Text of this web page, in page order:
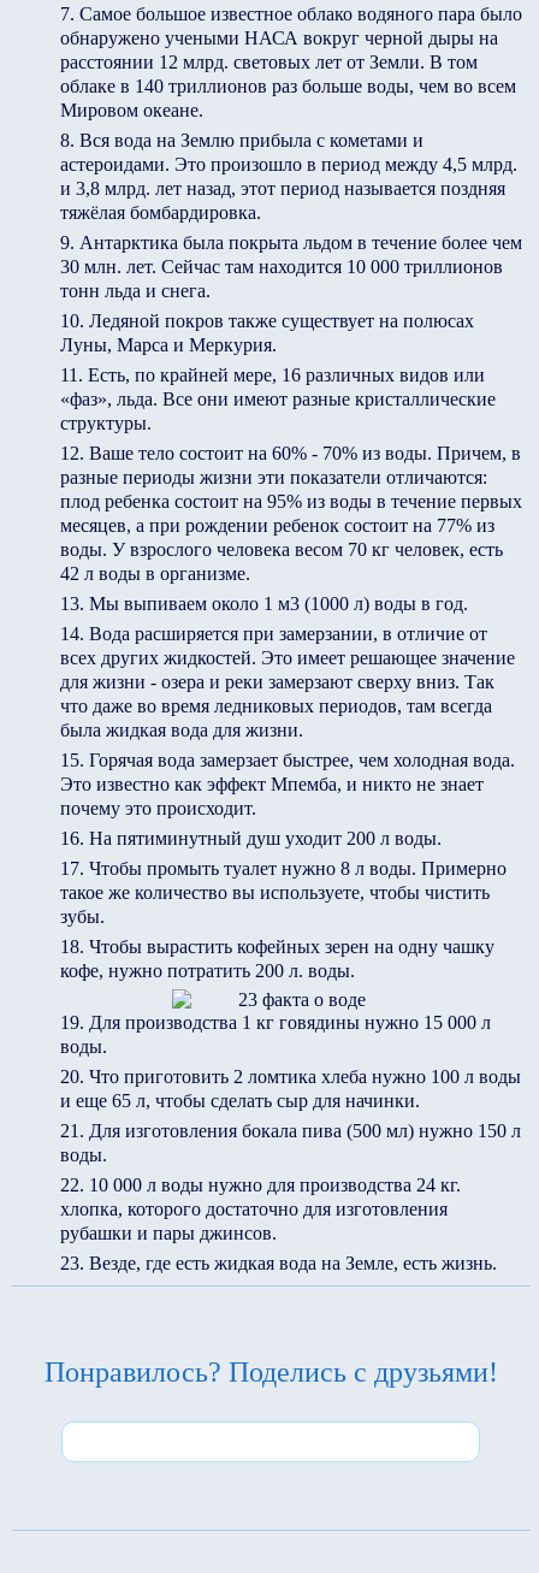
Самое большое известное облако водяного пара было
обнаружено учеными НАСА вокруг черной дыры на
расстоянии 12 млрд. световых лет от Земли. В том
облаке в 140 триллионов раз больше воды, чем во всем
Мировом океане.
Вся вода на Землю прибыла с кометами и
астероидами. Это произошло в период между 4,5 млрд.
и 3,8 млрд. лет назад, этот период называется поздняя
тяжёлая бомбардировка.
Антарктика была покрыта льдом в течение более чем
30 млн. лет. Сейчас там находится 10 000 триллионов
тонн льда и снега.
Ледяной покров также существует на полюсах
Луны, Марса и Меркурия.
Есть, по крайней мере, 16 различных видов или
«фаз», льда. Все они имеют разные кристаллические
структуры.
Ваше тело состоит на 60% - 70% из воды. Причем, в
разные периоды жизни эти показатели отличаются:
плод ребенка состоит на 95% из воды в течение первых
месяцев, а при рождении ребенок состоит на 77% из
воды. У взрослого человека весом 70 кг человек, есть
42 л воды в организме.
Мы выпиваем около 1 м3 (1000 л) воды в год.
Вода расширяется при замерзании, в отличие от
всех других жидкостей. Это имеет решающее значение
для жизни - озера и реки замерзают сверху вниз. Так
что даже во время ледниковых периодов, там всегда
была жидкая вода для жизни.
Горячая вода замерзает быстрее, чем холодная вода.
Это известно как эффект Мпемба, и никто не знает
почему это происходит.
На пятиминутный душ уходит 200 л воды.
Чтобы промыть туалет нужно 8 л воды. Примерно
такое же количество вы используете, чтобы чистить
зубы.
Чтобы вырастить кофейных зерен на одну чашку
кофе, нужно потратить 200 л. воды.
Для производства 1 кг говядины нужно 15 000 л
воды.
Что приготовить 2 ломтика хлеба нужно 100 л воды
и еще 65 л, чтобы сделать сыр для начинки.
Для изготовления бокала пива (500 мл) нужно 150 л
воды.
10 000 л воды нужно для производства 24 кг.
хлопка, которого достаточно для изготовления
рубашки и пары джинсов.
Везде, где есть жидкая вода на Земле, есть жизнь.
Понравилось? Поделись с друзьями!